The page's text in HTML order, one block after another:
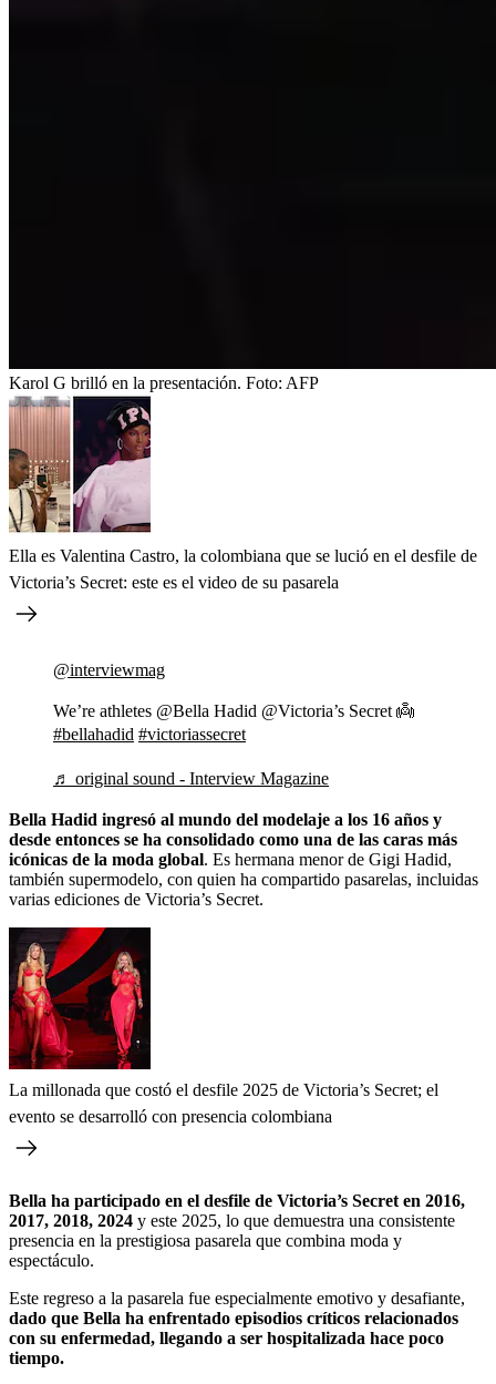
Karol G brilló en la presentación. Foto: AFP
Ella es Valentina Castro, la colombiana que se lució en el desfile de
Victoria’s Secret: este es el video de su pasarela
@interviewmag
We’re athletes @Bella Hadid @Victoria’s Secret 👼
#bellahadid #victoriassecret
♬ original sound - Interview Magazine
Bella Hadid ingresó al mundo del modelaje a los 16 años y
desde entonces se ha consolidado como una de las caras más
icónicas de la moda global. Es hermana menor de Gigi Hadid,
también supermodelo, con quien ha compartido pasarelas, incluidas
varias ediciones de Victoria’s Secret.
La millonada que costó el desfile 2025 de Victoria’s Secret; el
evento se desarrolló con presencia colombiana
Bella ha participado en el desfile de Victoria’s Secret en 2016,
2017, 2018, 2024 y este 2025, lo que demuestra una consistente
presencia en la prestigiosa pasarela que combina moda y
espectáculo.
Este regreso a la pasarela fue especialmente emotivo y desafiante,
dado que Bella ha enfrentado episodios críticos relacionados
con su enfermedad, llegando a ser hospitalizada hace poco
tiempo.